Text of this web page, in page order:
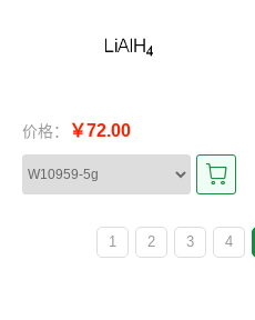
价格： ￥72.00
1 2 3 4